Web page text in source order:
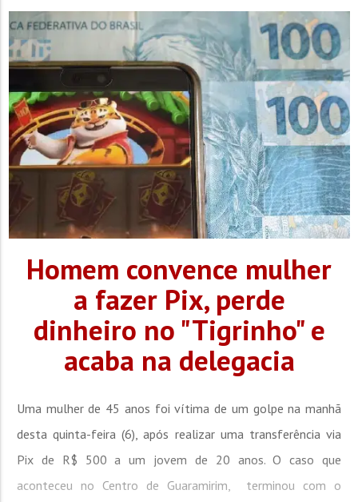
final...
Homem convence mulher
a fazer Pix, perde
dinheiro no "Tigrinho" e
acaba na delegacia
Uma mulher de 45 anos foi vítima de um golpe na manhã
desta quinta-feira (6), após realizar uma transferência via
Pix de R$ 500 a um jovem de 20 anos. O caso que
aconteceu no Centro de Guaramirim, terminou com o